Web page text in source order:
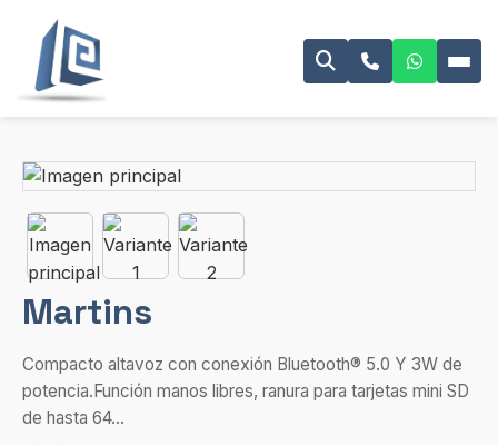
Martins
Compacto altavoz con conexión Bluetooth® 5.0 Y 3W de
potencia.Función manos libres, ranura para tarjetas mini SD
de hasta 64...